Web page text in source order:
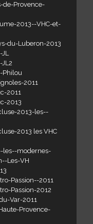
de-Provence-
2013--VHC-et-
du-Luberon-2013
JL
Philou
2011
2011
2013
2013-les--
2013 les VHC
les--modernes-
Les-VH
Passion--2011
Passion-2012
Var-2011
Provence-